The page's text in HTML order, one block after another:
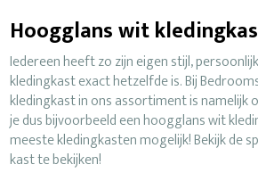
Hoogglans wit
Iedereen heeft zo zijn eigen stijl,
kledingkast exact hetzelfde is. Bij
kledingkast in ons assortiment is namelijk
je dus bijvoorbeeld een hoogglans wit
meeste kledingkasten mogelijk! Bekijk de
kast te bekijken!